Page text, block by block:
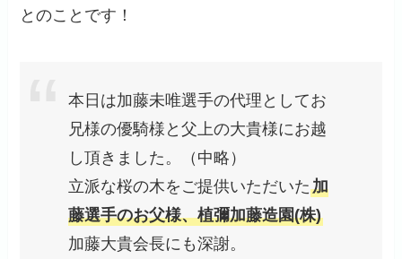
とのことです！
本日は加藤未唯選手の代理としてお
兄様の優騎様と父上の大貴様にお越
し頂きました。（中略）
立派な桜の木をご提供いただいた加
藤選手のお父様、植彌加藤造園(株)
加藤大貴会長にも深謝。